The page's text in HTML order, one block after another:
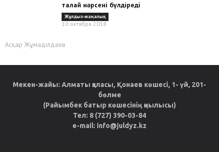
талай нәрсені бүлдіреді
Жұлдыз-жаңалық
10 октября 2018
Асқар Жұмаділдаев
Мекен-жайы: Алматы қаласы, Қонаев көшесі, 1- үй, 201-
бөлме
(Райымбек батыр көшесінің қиылысы)
Тел: 8 (727) 390-03-84
e-mail: info@juldyz.kz